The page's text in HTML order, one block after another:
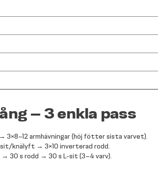
– 3 enkla pass
3×8–12 armhävningar (höj fötter sista varvet).
knälyft → 3×10 inverterad rodd.
→ 30 s rodd → 30 s L-sit (3–4 varv).